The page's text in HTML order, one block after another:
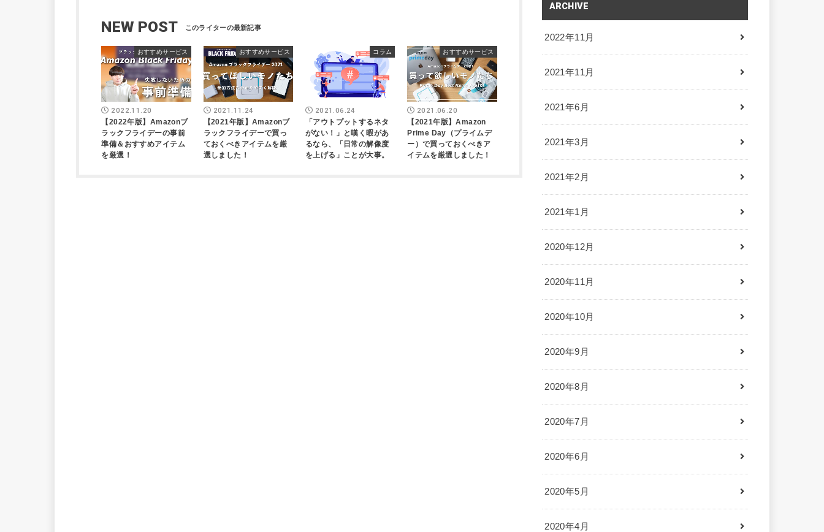
NEW POST
おすすめサービス
2022.11.20
【2022年版】Amazonブ
ラックフライデーの事前
準備＆おすすめアイテム
を厳選！
おすすめサービス
2021.11.24
【2021年版】Amazonブ
ラックフライデーで買っ
ておくべきアイテムを厳
選しました！
コラム
2021.06.24
「アウトプットするネタ
がない！」と嘆く暇があ
るなら、「日常の解像度
を上げる」ことが大事。
おすすめサービス
2021.06.20
【2021年版】Amazon
Prime Day（プライムデ
ー）で買っておくべきア
イテムを厳選しました！
ARCHIVE
2022年11月
2021年11月
2021年6月
2021年3月
2021年2月
2021年1月
2020年12月
2020年11月
2020年10月
2020年9月
2020年8月
2020年7月
2020年6月
2020年5月
2020年4月